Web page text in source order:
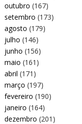
outubro (167)
setembro (173)
agosto (179)
julho (146)
junho (156)
maio (161)
abril (171)
março (197)
fevereiro (190)
janeiro (164)
dezembro (201)